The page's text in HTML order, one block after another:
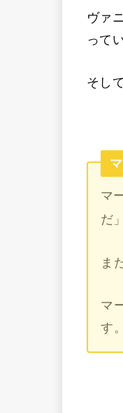
ヴァ
って
そし
マ
だ
ま
マ
す。